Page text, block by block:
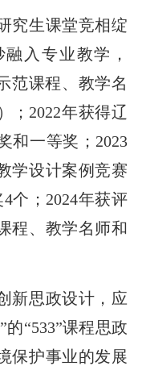
究生课堂竞相绽
入专业教学，
范课程、教学名
；2022年获得辽
和一等奖；2023
学设计案例竞赛
个；2024年获评
程、教学名师和
新思政设计，应
“533”课程思政
保护事业的发展